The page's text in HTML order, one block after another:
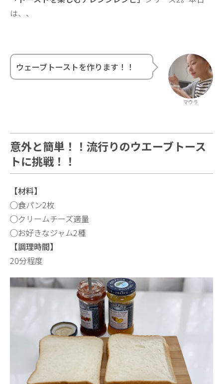
は、、
マウラ
ウェーブトーストを作ります！！
意外と簡単！！流行りのウエーブトース
トに挑戦！！
【材料】
◯食パン2枚
◯クリームチーズ適量
◯お好きなジャム2種
【調理時間】
20分程度